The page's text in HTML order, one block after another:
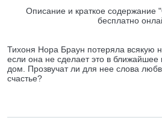
Описание и краткое содержание
бесплатно
Тихоня Нора Браун потеряла всякую
если она не сделает это в ближайшее
дом. Прозвучат ли для нее слова
счастье?